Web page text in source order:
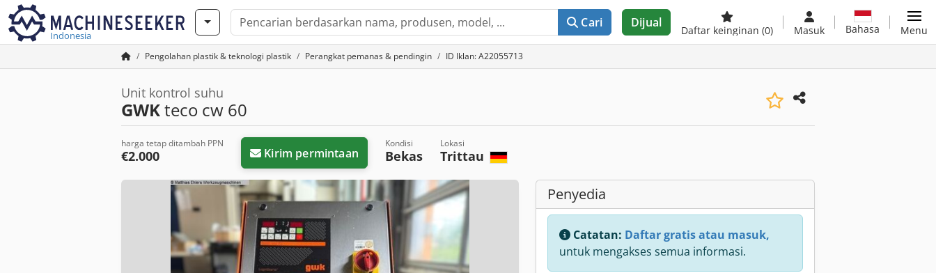
Indonesia
Cari Dijual
Daftar keinginan (0) Masuk Bahasa Menu
Pengolahan plastik & teknologi plastik Perangkat pemanas & pendingin ID Iklan: A22055713
Unit kontrol suhu
GWKteco cw 60
harga tetap ditambah PPN
€2.000 Kirim permintaan
Kondisi
Bekas
Lokasi
Trittau
Penyedia
Catatan: Daftar gratis atau masuk,
untuk mengakses semua informasi.